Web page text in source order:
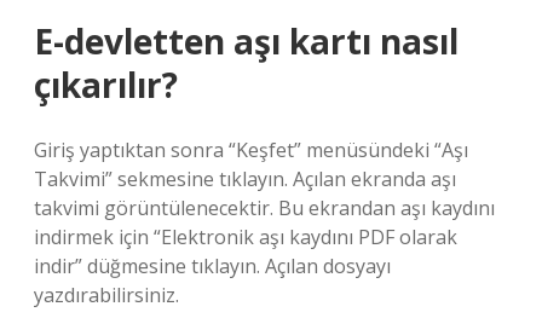
E-devletten aşı kartı nasıl
çıkarılır?
Giriş yaptıktan sonra “Keşfet” menüsündeki “Aşı
Takvimi” sekmesine tıklayın. Açılan ekranda aşı
takvimi görüntülenecektir. Bu ekrandan aşı kaydını
indirmek için “Elektronik aşı kaydını PDF olarak
indir” düğmesine tıklayın. Açılan dosyayı
yazdırabilirsiniz.